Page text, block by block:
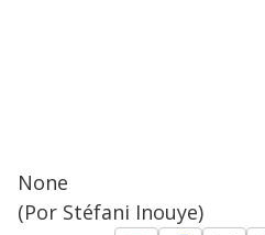
None
(Por Stéfani Inouye)